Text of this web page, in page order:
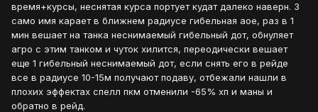
время+курсы, неснятая курса портует кудат далеко наверн. 3
само имя карает в ближнем радиусе гибельная аое, раз в 1
мин вешает на танка неснимаемый гибельный дот, обнуляет
агро с этим танком и чуток хилится, переодически вешает
еще 1 гибельный неснимаемый дот, если снять его в рейде
все в радиусе 10-15м получают подаву, отбежали нашли в
плохих эффектах спелл пкм отменили -65% хп и маны и
обратно в рейд.